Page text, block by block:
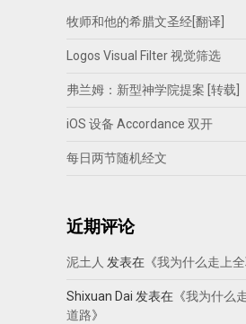
牧师和他的希腊文圣经[翻译]
Logos Visual Filter 视觉筛选
弗兰姆：新型神学院提案 [转载]
iOS 设备 Accordance 双开
每日两节随机经文
近期评论
泥土人 发表在《我为什么走上
Shixuan Dai 发表在《我为什么
道路》